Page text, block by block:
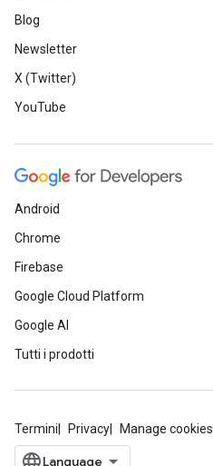
Blog
Newsletter
X (Twitter)
YouTube
Android
Chrome
Firebase
Google Cloud Platform
Google AI
Tutti i prodotti
Termini Privacy Manage cookies